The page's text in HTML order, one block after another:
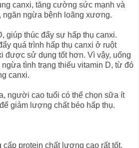
canxi, tăng cường sức mạnh và
ngừa bệnh loãng xương.
giúp thúc đẩy sự hấp thụ canxi.
quá trình hấp thụ canxi ở ruột
được sử dụng tốt hơn. Vì vậy, uống
tình trạng thiếu vitamin D, từ đó
canxi.
người cao tuổi có thể chọn sữa ít
giảm lượng chất béo hấp thụ.
cấp protein chất lượng cao rất tốt.